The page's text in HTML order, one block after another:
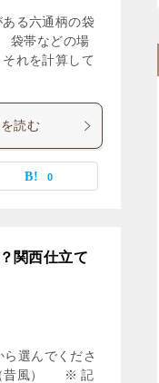
る六通柄の袋
袋帯などの場
れを計算して
読む
0
関西仕立て
選んでくださ
（昔風） ※ 記